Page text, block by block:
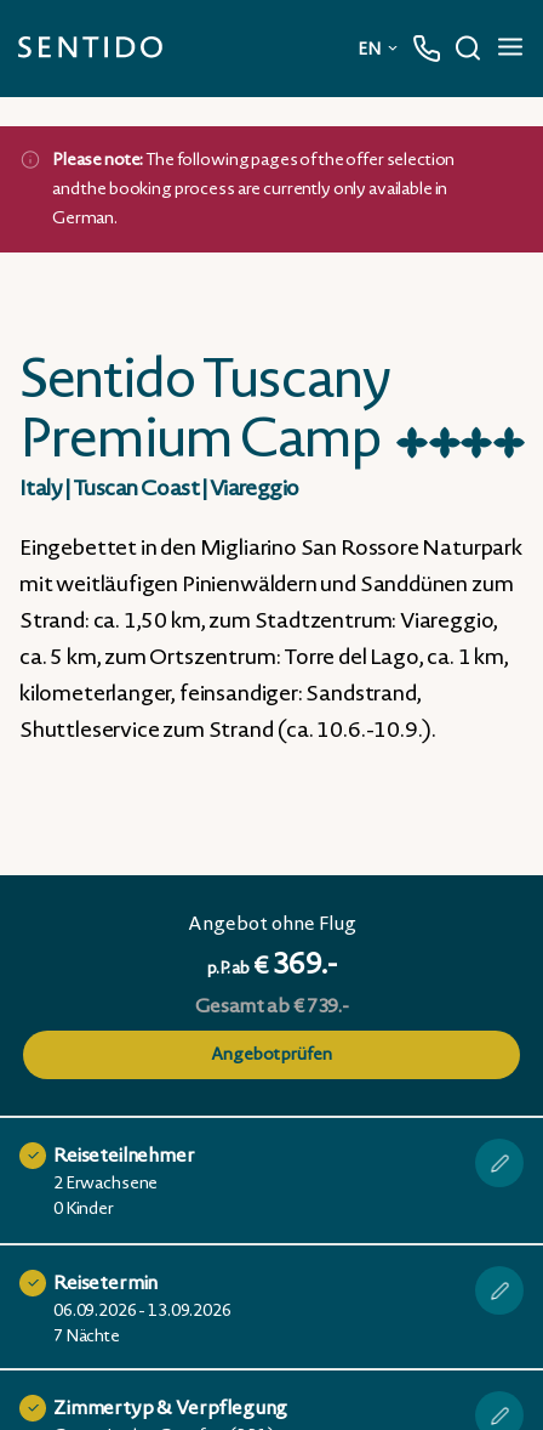
EN
Deutsch
English
Please note:The following pages of the offer selection
and the booking process are currently only available in
German.
Sentido Tuscany
Premium Camp ★★★★
Italy|Tuscan Coast|Viareggio
Eingebettet in den Migliarino San Rossore Naturpark
mit weitläufigen Pinienwäldern und Sanddünen zum
Strand: ca. 1,50 km, zum Stadtzentrum: Viareggio,
ca. 5 km, zum Ortszentrum: Torre del Lago, ca. 1 km,
kilometerlanger, feinsandiger: Sandstrand,
Shuttleservice zum Strand (ca. 10.6.-10.9.).
Angebot ohne Flug
p.P. ab €369.-
Gesamt ab € 739.-
Angebot prüfen
Reiseteilnehmer
2 Erwachsene
0 Kinder
Reisetermin
06.09.2026 - 13.09.2026
7 Nächte
Zimmertyp & Verpflegung